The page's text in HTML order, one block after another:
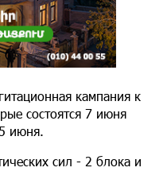
кампания к
состоятся 7 июня
июня.
сил - 2 блока и